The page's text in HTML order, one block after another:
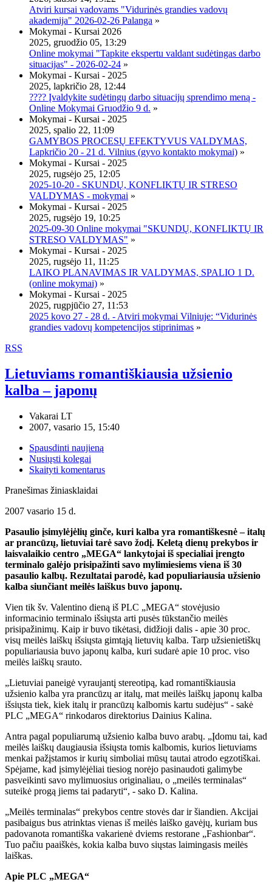
Atviri kursai vadovams "Vidurinės grandies vadovų
akademija" 2026-02-26 Palanga »
Mokymai - Kursai 2026
2025, gruodžio 05, 13:29
Online mokymai "Tapkite ekspertu valdant sudėtingas darbo
situacijas" - 2026-02-24 »
Mokymai - Kursai - 2025
2025, lapkričio 28, 12:44
???? Įvaldykite sudėtingų darbo situacijų sprendimo meną -
Online Mokymai Gruodžio 9 d. »
Mokymai - Kursai - 2025
2025, spalio 22, 11:09
GAMYBOS PROCESŲ EFEKTYVUS VALDYMAS,
Lapkričio 20 - 21 d. Vilnius (gyvo kontakto mokymai) »
Mokymai - Kursai - 2025
2025, rugsėjo 25, 12:05
2025-10-20 - SKUNDŲ, KONFLIKTŲ IR STRESO
VALDYMAS - mokymai »
Mokymai - Kursai - 2025
2025, rugsėjo 19, 10:25
2025-09-30 Online mokymai "SKUNDŲ, KONFLIKTŲ IR
STRESO VALDYMAS" »
Mokymai - Kursai - 2025
2025, rugsėjo 11, 11:25
LAIKO PLANAVIMAS IR VALDYMAS, SPALIO 1 D.
(online mokymai) »
Mokymai - Kursai - 2025
2025, rugpjūčio 27, 11:53
2025 kovo 27 - 28 d. - Atviri mokymai Vilniuje: “Vidurinės
grandies vadovų kompetencijos stiprinimas »
RSS
Lietuviams romantiškiausia užsienio
kalba – japonų
Vakarai LT
2007, vasario 15, 15:40
Spausdinti naujieną
Nusiųsti kolegai
Skaityti komentarus
Pranešimas žiniasklaidai
2007 vasario 15 d.
Pasaulio įsimylėjėlių ginče, kuri kalba yra romantiškesnė – italų
ar prancūzų, lietuviai tarė savo žodį. Keletą dienų prekybos ir
laisvalaikio centro „MEGA“ lankytojai iš specialiai įrengto
terminalo galėjo prisipažinti savo mylimiesiems viena iš 30
pasaulio kalbų. Rezultatai parodė, kad populiariausia užsienio
kalba siunčiant meilės laiškus buvo japonų.
Vien tik šv. Valentino dieną iš PLC „MEGA“ stovėjusio
informacinio terminalo išsiųsta arti pusės tūkstančio meilės
prisipažinimų. Kaip ir buvo tikėtasi, didžioji dalis - apie 30 proc.
visų meilės laiškų išsiųsta gimtąją lietuvių kalba. Tarp užsienietiškų
populiariausia buvo japonų kalba, kuri sudarė apie 10 proc. viso
meilės laiškų srauto.
„Lietuviai paneigė vyraujantį stereotipą, kad romantiškiausia
užsienio kalba yra prancūzų ar italų, mat meilės laiškų japonų kalba
išsiųsta tiek, kiek italų ir prancūzų kalbomis kartu sudėjus“ - sakė
PLC „MEGA“ rinkodaros direktorius Dainius Kalina.
Antra pagal populiarumą užsienio kalba buvo arabų. „Įdomu tai, kad
meilės laiškų daugiausia išsiųsta tomis kalbomis, kurios lietuviams
menkai pažįstamos ir kurių simboliai mūsų tautai atrodo egzotiškai.
Spėjame, kad įsimylėjėliai tiesiog norėjo pasinaudoti galimybe
pasveikinti savo mylimuosius originaliau, o „meilės terminalas“
suteikė progą jiems tai padaryti“, - sako D. Kalina.
„Meilės terminalas“ prekybos centre stovės dar ir šiandien. Akcijai
pasibaigus bus atrinktas vienas iš meilės laiško gavėjų, kuriam bus
padovanota romantiška vakarienė dviems restorane „Fashionbar“.
Tuo pačiu paaiškės, kokia kalba buvo siųstas laimingasis meilės
laiškas.
Apie PLC „MEGA“